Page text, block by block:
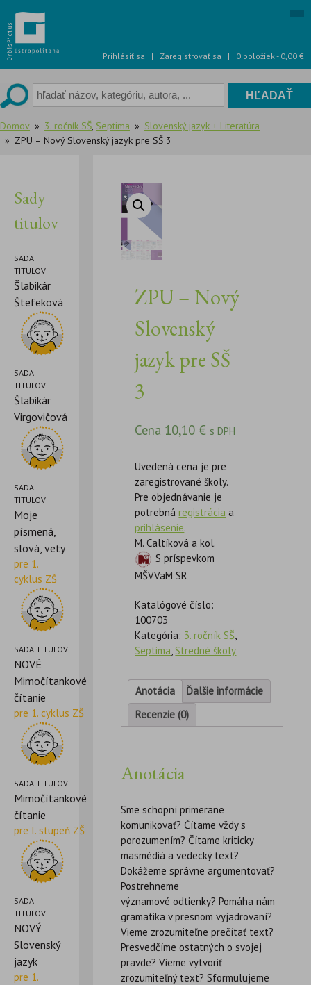
to
content
Prihlásiť sa | Zaregistrovať sa | 0 položiek - 0,00 €
Domov 3. ročník SŠ, Septima
Slovenský jazyk + Literatúra
ZPU – Nový Slovenský jazyk pre SŠ 3
Sady
titulov
SADA
TITULOV
Šlabikár
Štefeková
SADA
TITULOV
Šlabikár
Virgovičová
SADA
TITULOV
Moje
písmená,
slová, vety
pre 1.
cyklus ZŠ
SADA TITULOV
NOVÉ
Mimočítankové
čítanie
pre 1. cyklus ZŠ
SADA TITULOV
Mimočítankové
čítanie
pre I. stupeň ZŠ
SADA
TITULOV
NOVÝ
Slovenský
jazyk
pre 1.
ZPU – Nový
Slovenský
jazyk pre SŠ
3
Cena 10,10 € s DPH
Uvedená cena je pre
zaregistrované školy.
Pre objednávanie je
potrebnáregistrácia a
prihlásenie.
M. Caltíková a kol.
S príspevkom
MŠVVaM SR
Katalógové číslo:
100703
Kategória: 3. ročník SŠ,
Septima,Stredné školy
Anotácia
Ďalšie informácie
Recenzie (0)
Anotácia
Sme schopní primerane
komunikovať? Čítame vždy s
porozumením? Čítame kriticky
masmédiá a vedecký text?
Dokážeme správne argumentovať?
Postrehneme
významové odtienky? Pomáha nám
gramatika v presnom vyjadrovaní?
Vieme zrozumiteľne prečítať text?
Presvedčíme ostatných o svojej
pravde? Vieme vytvoriť
zrozumiteľný text? Sformulujeme